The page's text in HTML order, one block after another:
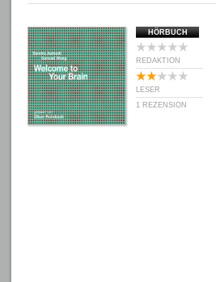
HÖRBUCH
REDAKTION
LESER
1 REZENSION